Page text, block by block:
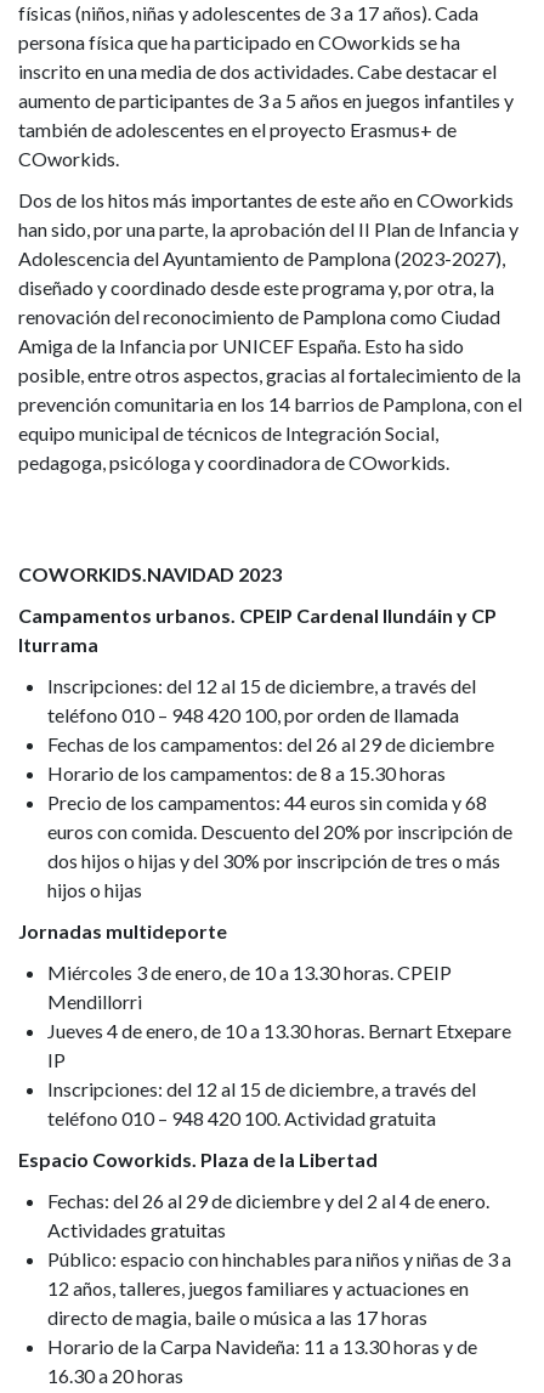
físicas (niños, niñas y adolescentes de 3 a 17 años). Cada
persona física que ha participado en COworkids se ha
inscrito en una media de dos actividades. Cabe destacar el
aumento de participantes de 3 a 5 años en juegos infantiles y
también de adolescentes en el proyecto Erasmus+ de
COworkids.
Dos de los hitos más importantes de este año en COworkids
han sido, por una parte, la aprobación del II Plan de Infancia y
Adolescencia del Ayuntamiento de Pamplona (2023-2027),
diseñado y coordinado desde este programa y, por otra, la
renovación del reconocimiento de Pamplona como Ciudad
Amiga de la Infancia por UNICEF España. Esto ha sido
posible, entre otros aspectos, gracias al fortalecimiento de la
prevención comunitaria en los 14 barrios de Pamplona, con el
equipo municipal de técnicos de Integración Social,
pedagoga, psicóloga y coordinadora de COworkids.
COWORKIDS.NAVIDAD 2023
Campamentos urbanos. CPEIP Cardenal Ilundáin y CP
Iturrama
Inscripciones: del 12 al 15 de diciembre, a través del
teléfono 010 – 948 420 100, por orden de llamada
Fechas de los campamentos: del 26 al 29 de diciembre
Horario de los campamentos: de 8 a 15.30 horas
Precio de los campamentos: 44 euros sin comida y 68
euros con comida. Descuento del 20% por inscripción de
dos hijos o hijas y del 30% por inscripción de tres o más
hijos o hijas
Jornadas multideporte
Miércoles 3 de enero, de 10 a 13.30 horas. CPEIP
Mendillorri
Jueves 4 de enero, de 10 a 13.30 horas. Bernart Etxepare
IP
Inscripciones: del 12 al 15 de diciembre, a través del
teléfono 010 – 948 420 100. Actividad gratuita
Espacio Coworkids. Plaza de la Libertad
Fechas: del 26 al 29 de diciembre y del 2 al 4 de enero.
Actividades gratuitas
Público: espacio con hinchables para niños y niñas de 3 a
12 años, talleres, juegos familiares y actuaciones en
directo de magia, baile o música a las 17 horas
Horario de la Carpa Navideña: 11 a 13.30 horas y de
16.30 a 20 horas